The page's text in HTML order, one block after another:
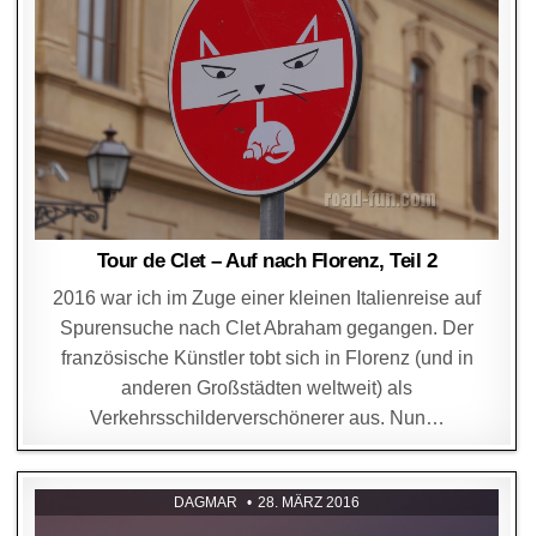
Tour de Clet – Auf nach Florenz, Teil 2
2016 war ich im Zuge einer kleinen Italienreise auf
Spurensuche nach Clet Abraham gegangen. Der
französische Künstler tobt sich in Florenz (und in
anderen Großstädten weltweit) als
Verkehrsschilderverschönerer aus. Nun…
DAGMAR 28. MÄRZ 2016